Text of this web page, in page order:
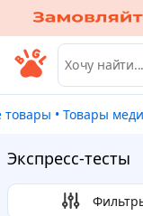
товары • Товары
Экспресс-тесты